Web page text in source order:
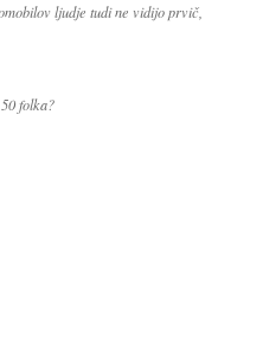
ljudje tudi ne vidijo prvič,
folka?